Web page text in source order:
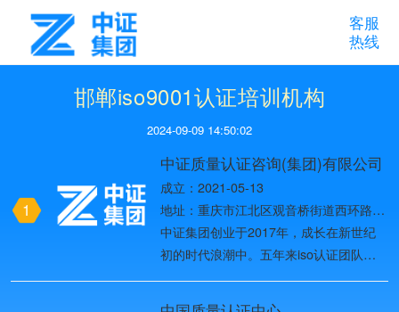
客服
热线
邯郸iso9001认证培训机构
2024-09-09 14:50:02
1
中证质量认证咨询(集团)有限公司
成立：2021-05-13
地址：重庆市江北区观音桥街道西环路8
号1幢37-10
中证集团创业于2017年，成长在新世纪
初的时代浪潮中。五年来iso认证团队始